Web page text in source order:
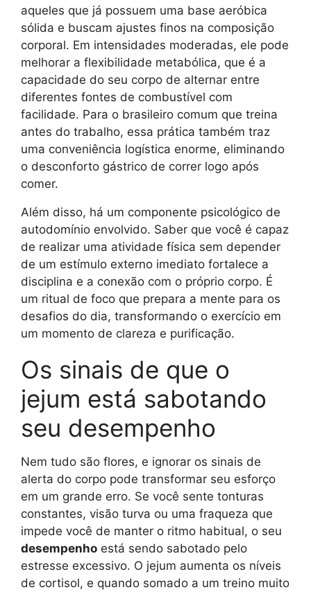
aqueles que já possuem uma base aeróbica
sólida e buscam ajustes finos na composição
corporal. Em intensidades moderadas, ele pode
melhorar a flexibilidade metabólica, que é a
capacidade do seu corpo de alternar entre
diferentes fontes de combustível com
facilidade. Para o brasileiro comum que treina
antes do trabalho, essa prática também traz
uma conveniência logística enorme, eliminando
o desconforto gástrico de correr logo após
comer.
Além disso, há um componente psicológico de
autodomínio envolvido. Saber que você é capaz
de realizar uma atividade física sem depender
de um estímulo externo imediato fortalece a
disciplina e a conexão com o próprio corpo. É
um ritual de foco que prepara a mente para os
desafios do dia, transformando o exercício em
um momento de clareza e purificação.
Os sinais de que o
jejum está sabotando
seu desempenho
Nem tudo são flores, e ignorar os sinais de
alerta do corpo pode transformar seu esforço
em um grande erro. Se você sente tonturas
constantes, visão turva ou uma fraqueza que
impede você de manter o ritmo habitual, o seu
desempenho está sendo sabotado pelo
estresse excessivo. O jejum aumenta os níveis
de cortisol, e quando somado a um treino muito